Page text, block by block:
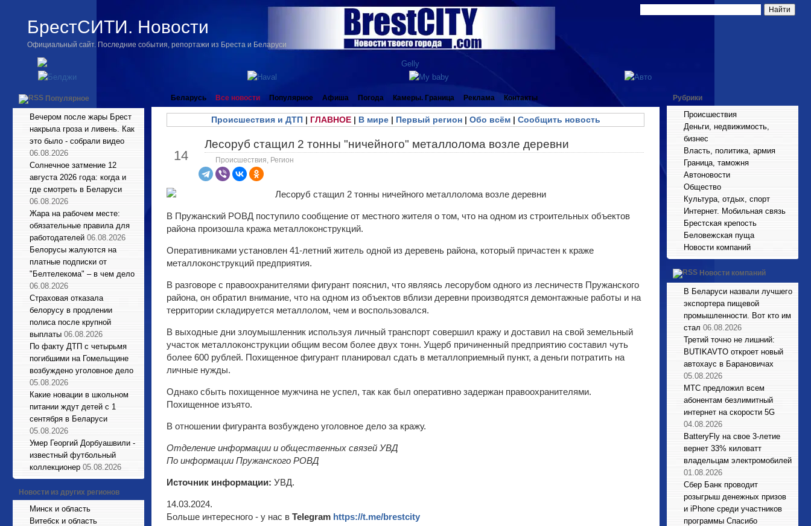
БрестСИТИ. Новости
Официальный сайт. Последние события, репортажи из Бреста и Беларуси
Популярное
Вечером после жары Брест
накрыла гроза и ливень. Как
это было - собрали видео
06.08.2026
Солнечное затмение 12
августа 2026 года: когда и
где смотреть в Беларуси
06.08.2026
Жара на рабочем месте:
обязательные правила для
работодателей 06.08.2026
Белорусы жалуются на
платные подписки от
"Белтелекома" – в чем дело
06.08.2026
Страховая отказала
белорусу в продлении
полиса после крупной
выплаты 06.08.2026
По факту ДТП с четырьмя
погибшими на Гомельщине
возбуждено уголовное дело
05.08.2026
Какие новации в школьном
питании ждут детей с 1
сентября в Беларуси
05.08.2026
Умер Георгий Дорбуашвили -
известный футбольный
коллекционер 05.08.2026
Новости из других регионов
Минск и область
Витебск и область
Беларусь Все новости Популярное Афиша Погода Камеры. Граница Реклама Контакты
Происшествия и ДТП| ГЛАВНОЕ| В мире| Первый регион| Обо всём| Сообщить новость
14
Лесоруб стащил 2 тонны "ничейного" металлолома возле деревни
Происшествия Регион
В Пружанский РОВД поступило сообщение от местного жителя о том, что на одном из строительных объектов
района произошла кража металлоконструкций.
Оперативниками установлен 41-летний житель одной из деревень района, который причастен к краже
металлоконструкций предприятия.
В разговоре с правоохранителями фигурант пояснил, что являясь лесорубом одного из лесничеств Пружанского
района, он обратил внимание, что на одном из объектов вблизи деревни производятся демонтажные работы и на
территории складируется металлолом, чем и воспользовался.
В выходные дни злоумышленник используя личный транспорт совершил кражу и доставил на свой земельный
участок металлоконструкции общим весом более двух тонн. Ущерб причиненный предприятию составил чуть
более 600 рублей. Похищенное фигурант планировал сдать в металлоприемный пункт, а деньги потратить на
личные нужды.
Однако сбыть похищенное мужчина не успел, так как был оперативно задержан правоохранителями.
Похищенное изъято.
В отношении фигуранта возбуждено уголовное дело за кражу.
Отделение информации и общественных связей УВД
По информации Пружанского РОВД
Источник информации: УВД.
14.03.2024.
Больше интересного - у нас в Telegram https://t.me/brestcity
Рубрики
Происшествия
Деньги, недвижимость,
бизнес
Власть, политика, армия
Граница, таможня
Автоновости
Общество
Культура, отдых, спорт
Интернет. Мобильная связь
Брестская крепость
Беловежская пуща
Новости компаний
Новости компаний
В Беларуси назвали лучшего
экспортера пищевой
промышленности. Вот кто им
стал 06.08.2026
Третий точно не лишний:
BUTIKAVTO откроет новый
автохаус в Барановичах
05.08.2026
МТС предложил всем
абонентам безлимитный
интернет на скорости 5G
04.08.2026
BatteryFly на свое 3-летие
вернет 33% киловатт
владельцам электромобилей
01.08.2026
Сбер Банк проводит
розыгрыш денежных призов
и iPhone среди участников
программы Спасибо